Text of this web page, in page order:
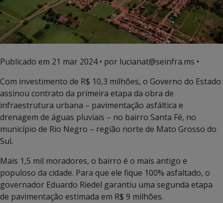
Publicado em 21 mar 2024• por lucianat@seinfra.ms •
Com investimento de R$ 10,3 milhões, o Governo do Estado
assinou contrato da primeira etapa da obra de
infraestrutura urbana – pavimentação asfáltica e
drenagem de águas pluviais – no bairro Santa Fé, no
município de Rio Negro – região norte de Mato Grosso do
Sul.
Mais 1,5 mil moradores, o bairro é o mais antigo e
populoso da cidade. Para que ele fique 100% asfaltado, o
governador Eduardo Riedel garantiu uma segunda etapa
de pavimentação estimada em R$ 9 milhões.